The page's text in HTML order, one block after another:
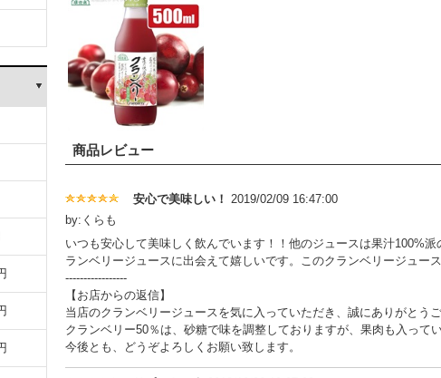
商品レビュー
安心で美味しい！ 2019/02/09 16:47:00
by:くらも
いつも安心して美味しく飲んでいます！！他のジュースは果汁100%
ランベリージュースに出会えて嬉しいです。このクランベリージュー
-----------------
【お店からの返信】
当店のクランベリージュースを気に入っていただき、誠にありがとう
クランベリー50％は、砂糖で味を調整しておりますが、果肉も入って
今後とも、どうぞよろしくお願い致します。